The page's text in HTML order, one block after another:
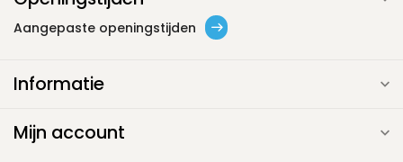
Aangepaste openingstijden
Informatie
Mijn account